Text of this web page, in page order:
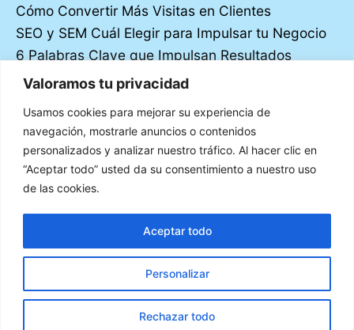
Valoramos tu privacidad
Usamos cookies para mejorar su experiencia de
navegación, mostrarle anuncios o contenidos
personalizados y analizar nuestro tráfico. Al hacer clic en
“Aceptar todo” usted da su consentimiento a nuestro uso
de las cookies.
Personalizar
Rechazar todo
Aceptar todo
Cómo Convertir Más Visitas en Clientes
SEO y SEM Cuál Elegir para Impulsar tu Negocio
6 Palabras Clave que Impulsan Resultados
Los pilares del diseño UX UI moderno
Redes Sociales
8 Claves para un Sitio Web Impecable
10 Trucos Infalibles para Aumentar tus
Conversiones
UX vs UI: Diferencias Esenciales para el Éxito
Nunca - Copyright © 2026